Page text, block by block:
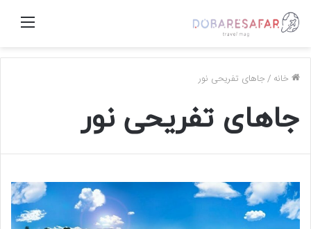
منو
خانه /جاهای تفریحی نور
جاهای تفریحی نور